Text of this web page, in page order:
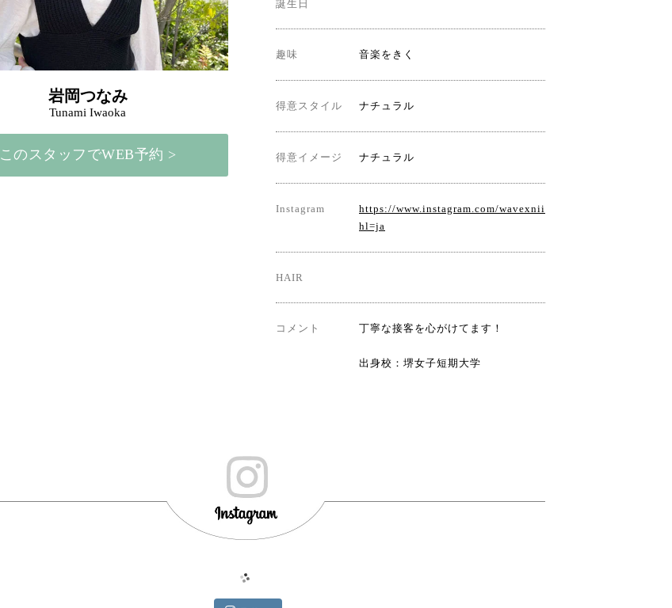
岩岡つなみ
Tunami Iwaoka
このスタッフでWEB予約 >
誕生日
趣味 音楽をきく
得意スタイル ナチュラル
得意イメージ ナチュラル
Instagram
https://www.instagram.com/wavexnii/?
hl=ja
HAIR
コメント 丁寧な接客を心がけてます！
出身校：堺女子短期大学